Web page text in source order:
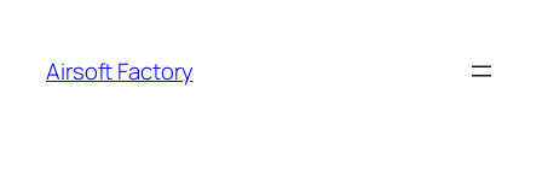
contenu
Airsoft Factory